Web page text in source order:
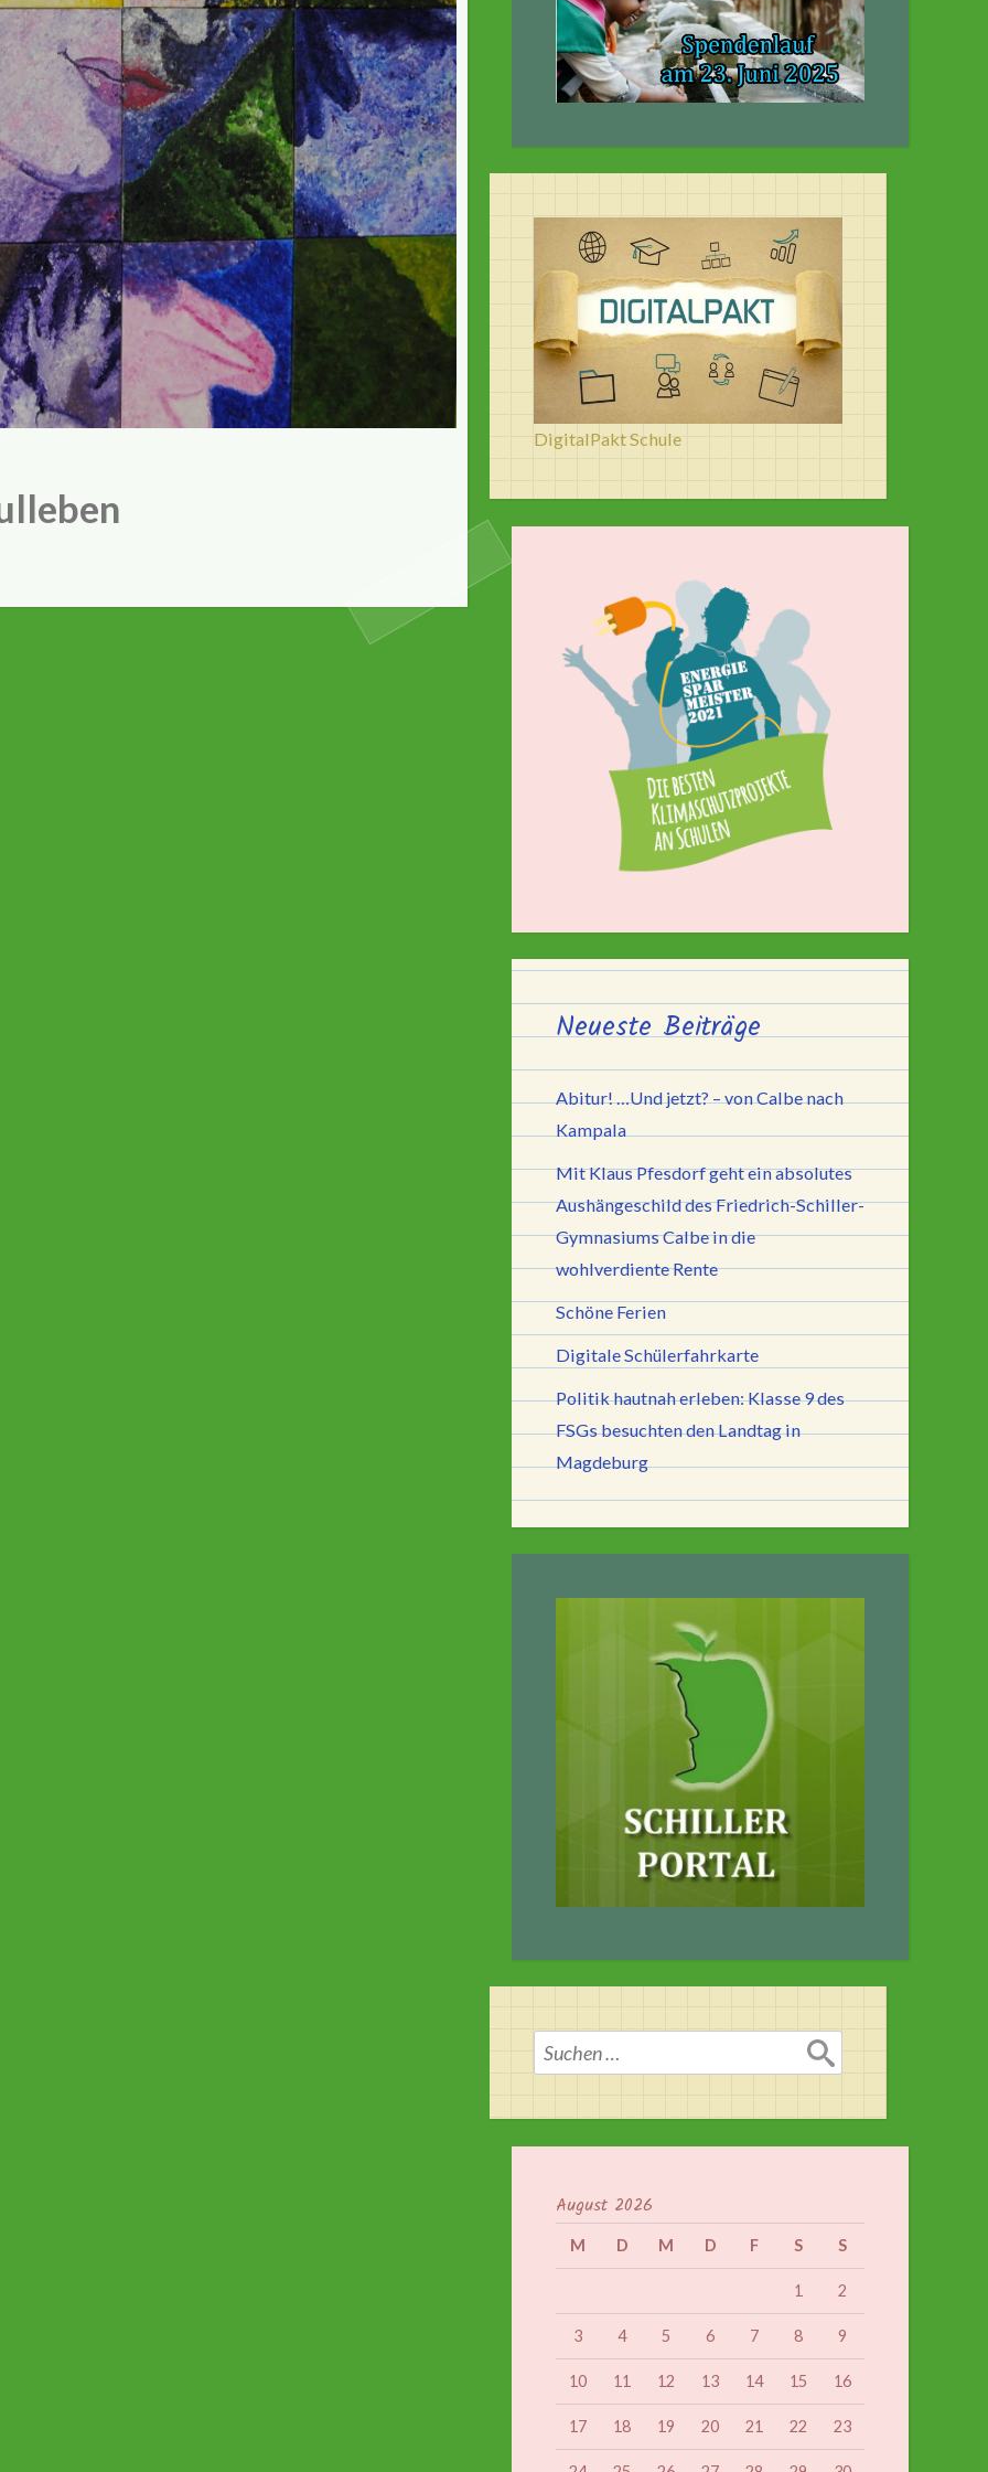
DigitalPakt Schule
Neueste Beiträge
Abitur! …Und jetzt? – von Calbe nach
Kampala
Mit Klaus Pfesdorf geht ein absolutes
Aushängeschild des Friedrich-Schiller-
Gymnasiums Calbe in die
wohlverdiente Rente
Schöne Ferien
Digitale Schülerfahrkarte
Politik hautnah erleben: Klasse 9 des
FSGs besuchten den Landtag in
Magdeburg
Suchen
nach:
August 2026
M D M D F S S
1 2
3 4 5 6 7 8 9
10 11 12 13 14 15 16
17 18 19 20 21 22 23